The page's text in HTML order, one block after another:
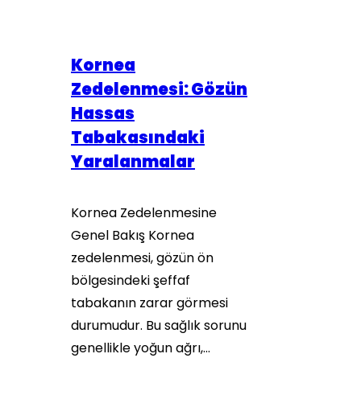
Kornea
Zedelenmesi: Gözün
Hassas
Tabakasındaki
Yaralanmalar
Kornea Zedelenmesine
Genel Bakış Kornea
zedelenmesi, gözün ön
bölgesindeki şeffaf
tabakanın zarar görmesi
durumudur. Bu sağlık sorunu
genellikle yoğun ağrı,…